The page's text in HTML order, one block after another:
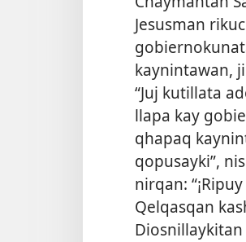
Jesusman
kaynintawan,
“Juj kutillata
llapa kay
qhapaq
qopusayki”,
nirqan:
Qelqasqan